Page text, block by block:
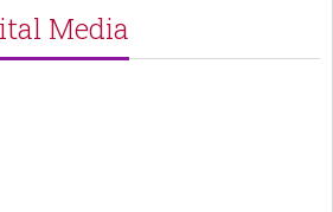
Media